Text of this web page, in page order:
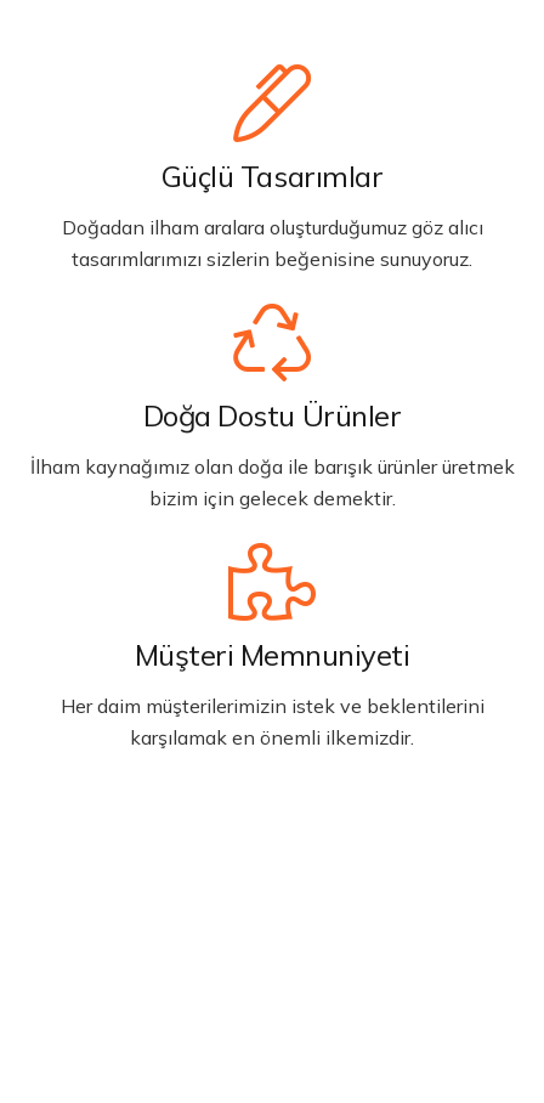
Güçlü Tasarımlar
Doğadan ilham aralara oluşturduğumuz göz alıcı
tasarımlarımızı sizlerin beğenisine sunuyoruz.
Doğa Dostu Ürünler
İlham kaynağımız olan doğa ile barışık ürünler üretmek
bizim için gelecek demektir.
Müşteri Memnuniyeti
Her daim müşterilerimizin istek ve beklentilerini
karşılamak en önemli ilkemizdir.